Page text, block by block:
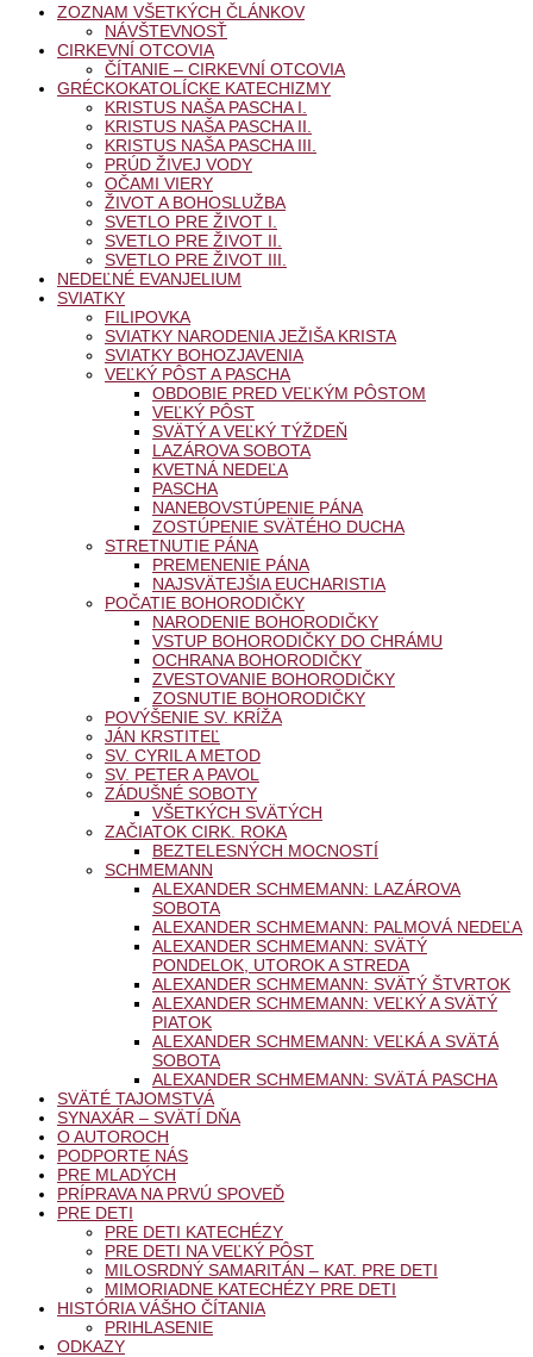
ZOZNAM VŠETKÝCH ČLÁNKOV
NÁVŠTEVNOSŤ
CIRKEVNÍ OTCOVIA
ČÍTANIE – CIRKEVNÍ OTCOVIA
GRÉCKOKATOLÍCKE KATECHIZMY
KRISTUS NAŠA PASCHA I.
KRISTUS NAŠA PASCHA II.
KRISTUS NAŠA PASCHA III.
PRÚD ŽIVEJ VODY
OČAMI VIERY
ŽIVOT A BOHOSLUŽBA
SVETLO PRE ŽIVOT I.
SVETLO PRE ŽIVOT II.
SVETLO PRE ŽIVOT III.
NEDEĽNÉ EVANJELIUM
SVIATKY
FILIPOVKA
SVIATKY NARODENIA JEŽIŠA KRISTA
SVIATKY BOHOZJAVENIA
VEĽKÝ PÔST A PASCHA
OBDOBIE PRED VEĽKÝM PÔSTOM
VEĽKÝ PÔST
SVÄTÝ A VEĽKÝ TÝŽDEŇ
LAZÁROVA SOBOTA
KVETNÁ NEDEĽA
PASCHA
NANEBOVSTÚPENIE PÁNA
ZOSTÚPENIE SVÄTÉHO DUCHA
STRETNUTIE PÁNA
PREMENENIE PÁNA
NAJSVÄTEJŠIA EUCHARISTIA
POČATIE BOHORODIČKY
NARODENIE BOHORODIČKY
VSTUP BOHORODIČKY DO CHRÁMU
OCHRANA BOHORODIČKY
ZVESTOVANIE BOHORODIČKY
ZOSNUTIE BOHORODIČKY
POVÝŠENIE SV. KRÍŽA
JÁN KRSTITEĽ
SV. CYRIL A METOD
SV. PETER A PAVOL
ZÁDUŠNÉ SOBOTY
VŠETKÝCH SVÄTÝCH
ZAČIATOK CIRK. ROKA
BEZTELESNÝCH MOCNOSTÍ
SCHMEMANN
ALEXANDER SCHMEMANN: LAZÁROVA
SOBOTA
ALEXANDER SCHMEMANN: PALMOVÁ NEDEĽA
ALEXANDER SCHMEMANN: SVÄTÝ
PONDELOK, UTOROK A STREDA
ALEXANDER SCHMEMANN: SVÄTÝ ŠTVRTOK
ALEXANDER SCHMEMANN: VEĽKÝ A SVÄTÝ
PIATOK
ALEXANDER SCHMEMANN: VEĽKÁ A SVÄTÁ
SOBOTA
ALEXANDER SCHMEMANN: SVÄTÁ PASCHA
SVÄTÉ TAJOMSTVÁ
SYNAXÁR – SVÄTÍ DŇA
O AUTOROCH
PODPORTE NÁS
PRE MLADÝCH
PRÍPRAVA NA PRVÚ SPOVEĎ
PRE DETI
PRE DETI KATECHÉZY
PRE DETI NA VEĽKÝ PÔST
MILOSRDNÝ SAMARITÁN – KAT. PRE DETI
MIMORIADNE KATECHÉZY PRE DETI
HISTÓRIA VÁŠHO ČÍTANIA
PRIHLASENIE
ODKAZY